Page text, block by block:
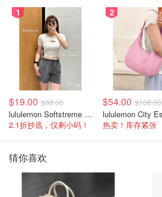
1
$19.00 $88.00
lululemon Softstreme 女士高腰短裤 10cm
2.1折抄底，仅剩小码！
2
$54.00 $108.00
热卖！库存紧张
猜你喜欢